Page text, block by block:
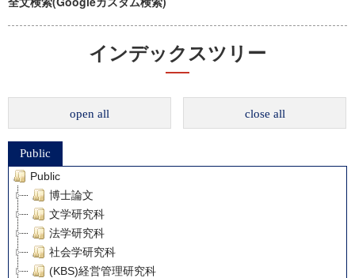
インデックスツリー
open all close all
Public
Public
博士論文
文学研究科
法学研究科
社会学研究科
(KBS)経営管理研究科